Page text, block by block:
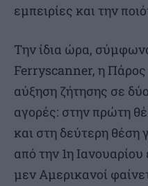
εμπειρίες και την
Την ίδια ώρα,
Ferryscanner, η Πάρος
αύξηση ζήτησης σε
αγορές: στην πρώτη
και στη δεύτερη θέση
από την 1η
μεν Αμερικανοί